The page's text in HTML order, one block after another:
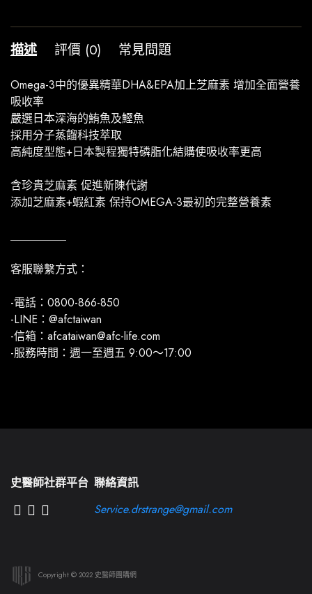
描述 評價 (0) 常見問題
Omega-3中的優異精華DHA&EPA加上芝麻素 增加全面營養
吸收率
嚴選日本深海的鮪魚及鰹魚
採用分子蒸餾科技萃取
高純度型態+日本製程獨特磷脂化結購使吸收率更高
含珍貴芝麻素 促進新陳代謝
添加芝麻素+蝦紅素 保持OMEGA-3最初的完整營養素
客服聯繫方式：
-電話：0800-866-850
-LINE：@afctaiwan
-信箱：afcataiwan@afc-life.com
-服務時間：週一至週五 9:00～17:00
史醫師社群平台 聯絡資訊
Service.drstrange@gmail.com
Copyright © 2022 史醫師團購網